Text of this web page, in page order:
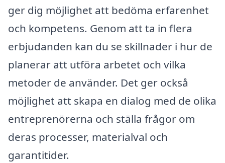
ger dig möjlighet att bedöma erfarenhet
och kompetens. Genom att ta in flera
erbjudanden kan du se skillnader i hur de
planerar att utföra arbetet och vilka
metoder de använder. Det ger också
möjlighet att skapa en dialog med de olika
entreprenörerna och ställa frågor om
deras processer, materialval och
garantitider.